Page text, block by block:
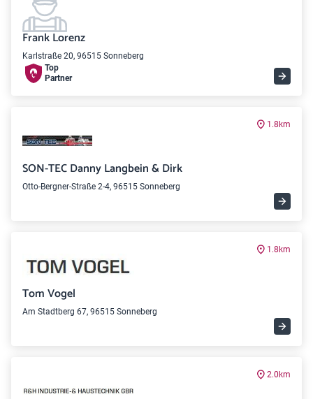
Frank Lorenz
Karlstraße 20, 96515 Sonneberg
Top
Partner
1.8km
SON-TEC Danny Langbein & Dirk
Otto-Bergner-Straße 2-4, 96515 Sonneberg
1.8km
Tom Vogel
Am Stadtberg 67, 96515 Sonneberg
2.0km